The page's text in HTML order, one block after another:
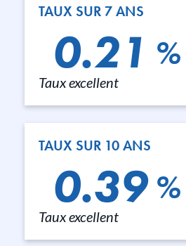
TAUX SUR 7 ANS
0.21 %
Taux excellent
TAUX SUR 10 ANS
0.39 %
Taux excellent